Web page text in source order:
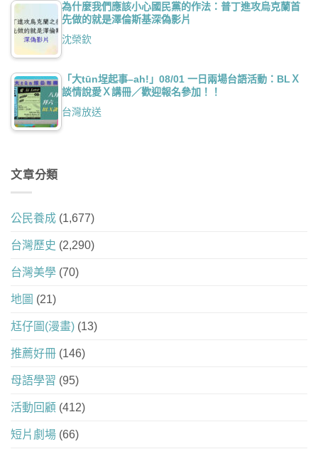
為什麼我們應該小心國民黨的作法：普丁進攻烏克蘭首
先做的就是澤倫斯基深偽影片
沈榮欽
「大tūn埕起事–ah!」08/01 一日兩場台語活動：BLＸ
談情說愛Ｘ講冊／歡迎報名參加！！
台灣放送
文章分類
公民養成 (1,677)
台灣歷史 (2,290)
台灣美學 (70)
地圖 (21)
尪仔圖(漫畫) (13)
推薦好冊 (146)
母語學習 (95)
活動回顧 (412)
短片劇場 (66)